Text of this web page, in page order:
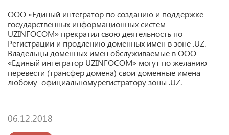
ООО «Единый интегратор по созданию и поддержке
государственных информационных систем
UZINFOCOM» прекратил свою деятельность по
Регистрации и продлению доменных имен в зоне .UZ.
Владельцы доменных имен обслуживаемые в OOO
«Единый интегратор UZINFOCOM» могут по желанию
перевести (трансфер домена) свои доменные имена
любому официальномурегистратору зоны .UZ.
06.12.2018